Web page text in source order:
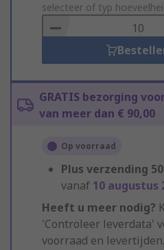
to
Basket
selecteer of typ
GRATIS bezorging
van meer dan € 90,00
Op voorraad
Plus verzending 50
vanaf 10 augustus
Heeft u meer nodig?
'Controleer leverdata'
voorraad en levertijden.